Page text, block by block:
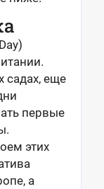
садах, еще
первые
этих
а